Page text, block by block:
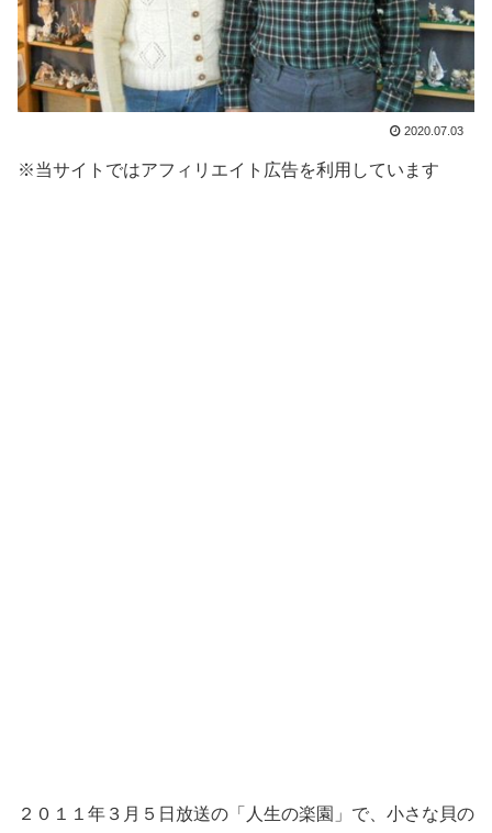
2020.07.03
※当サイトではアフィリエイト広告を利用しています
２０１１年３月５日放送の「人生の楽園」で、小さな貝の